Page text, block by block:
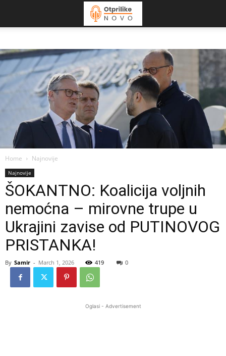
Home Najnovije
Najnovije
ŠOKANTNO: Koalicija voljnih
nemoćna – mirovne trupe u
Ukrajini zavise od PUTINOVOG
PRISTANKA!
By Samir - March 1, 2026 419 0
Oglasi - Advertisement